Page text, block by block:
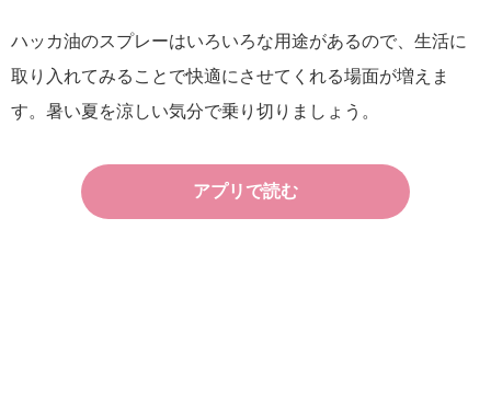
ハッカ油のスプレーはいろいろな用途があるので、生活に
取り入れてみることで快適にさせてくれる場面が増えま
す。暑い夏を涼しい気分で乗り切りましょう。
アプリで読む